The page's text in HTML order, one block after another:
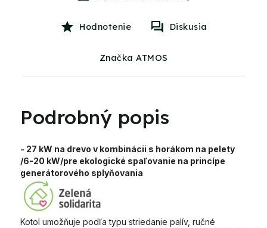
Hodnotenie Diskusia
Značka ATMOS
Podrobný popis
- 27 kW na drevo v kombinácii s horákom na pelety
/6-20 kW/pre ekologické spaľovanie na princípe
generátorového splyňovania
Kotol umožňuje podľa typu striedanie palív, ručné